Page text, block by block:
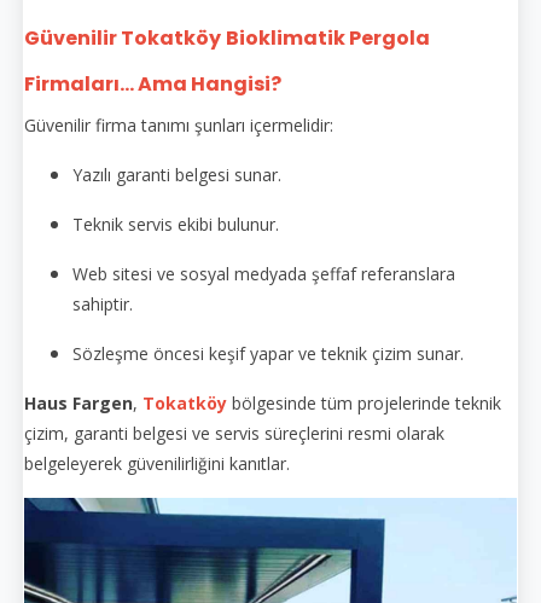
Güvenilir Tokatköy Bioklimatik Pergola
Firmaları... Ama Hangisi?
Güvenilir firma tanımı şunları içermelidir:
Yazılı garanti belgesi sunar.
Teknik servis ekibi bulunur.
Web sitesi ve sosyal medyada şeffaf referanslara
sahiptir.
Sözleşme öncesi keşif yapar ve teknik çizim sunar.
Haus Fargen, Tokatköy bölgesinde tüm projelerinde teknik
çizim, garanti belgesi ve servis süreçlerini resmi olarak
belgeleyerek güvenilirliğini kanıtlar.